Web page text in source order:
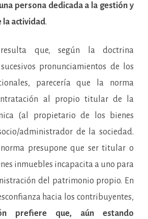
persona dedicada a la gestión y
la actividad.
resulta que, según la doctrina
pronunciamientos de los
parecería que la norma
al propio titular de la
(al propietario de los bienes
administrador de la sociedad.
presupone que ser titular o
inmuebles incapacita a uno para
del patrimonio propio. En
hacia los contribuyentes,
prefiere que, aún estando